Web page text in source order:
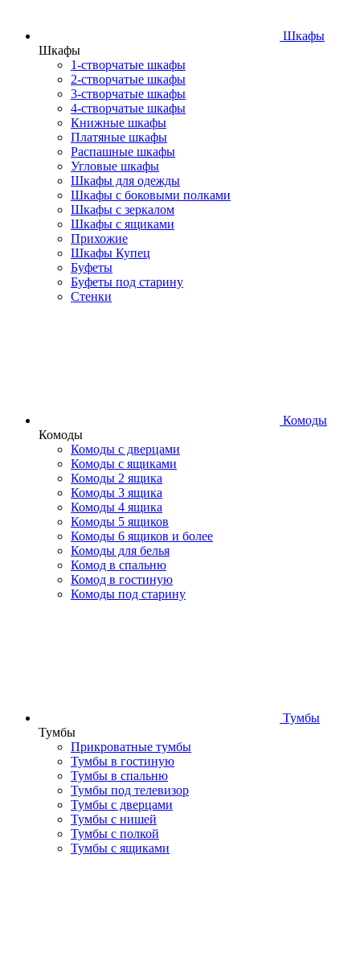
Шкафы
Шкафы
1-створчатые шкафы
2-створчатые шкафы
3-створчатые шкафы
4-створчатые шкафы
Книжные шкафы
Платяные шкафы
Распашные шкафы
Угловые шкафы
Шкафы для одежды
Шкафы с боковыми полками
Шкафы с зеркалом
Шкафы с ящиками
Прихожие
Шкафы Купец
Буфеты
Буфеты под старину
Стенки
Комоды
Комоды
Комоды с дверцами
Комоды с ящиками
Комоды 2 ящика
Комоды 3 ящика
Комоды 4 ящика
Комоды 5 ящиков
Комоды 6 ящиков и более
Комоды для белья
Комод в спальню
Комод в гостиную
Комоды под старину
Тумбы
Тумбы
Прикроватные тумбы
Тумбы в гостиную
Тумбы в спальню
Тумбы под телевизор
Тумбы с дверцами
Тумбы с нишей
Тумбы с полкой
Тумбы с ящиками